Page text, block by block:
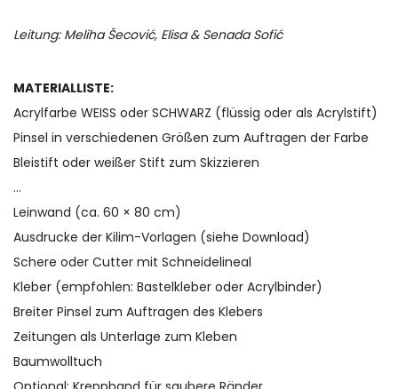
Leitung: Meliha Šecović, Elisa & Senada Sofić
MATERIALLISTE:
Acrylfarbe WEISS oder SCHWARZ (flüssig oder als Acrylstift)
Pinsel in verschiedenen Größen zum Auftragen der Farbe
Bleistift oder weißer Stift zum Skizzieren
…
Leinwand (ca. 60 × 80 cm)
Ausdrucke der Kilim-Vorlagen (siehe Download)
Schere oder Cutter mit Schneidelineal
Kleber (empfohlen: Bastelkleber oder Acrylbinder)
Breiter Pinsel zum Auftragen des Klebers
Zeitungen als Unterlage zum Kleben
Baumwolltuch